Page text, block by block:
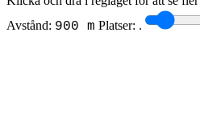
Avstånd: 900 m Platser: .